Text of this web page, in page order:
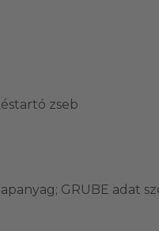
zseb
GRUBE adat